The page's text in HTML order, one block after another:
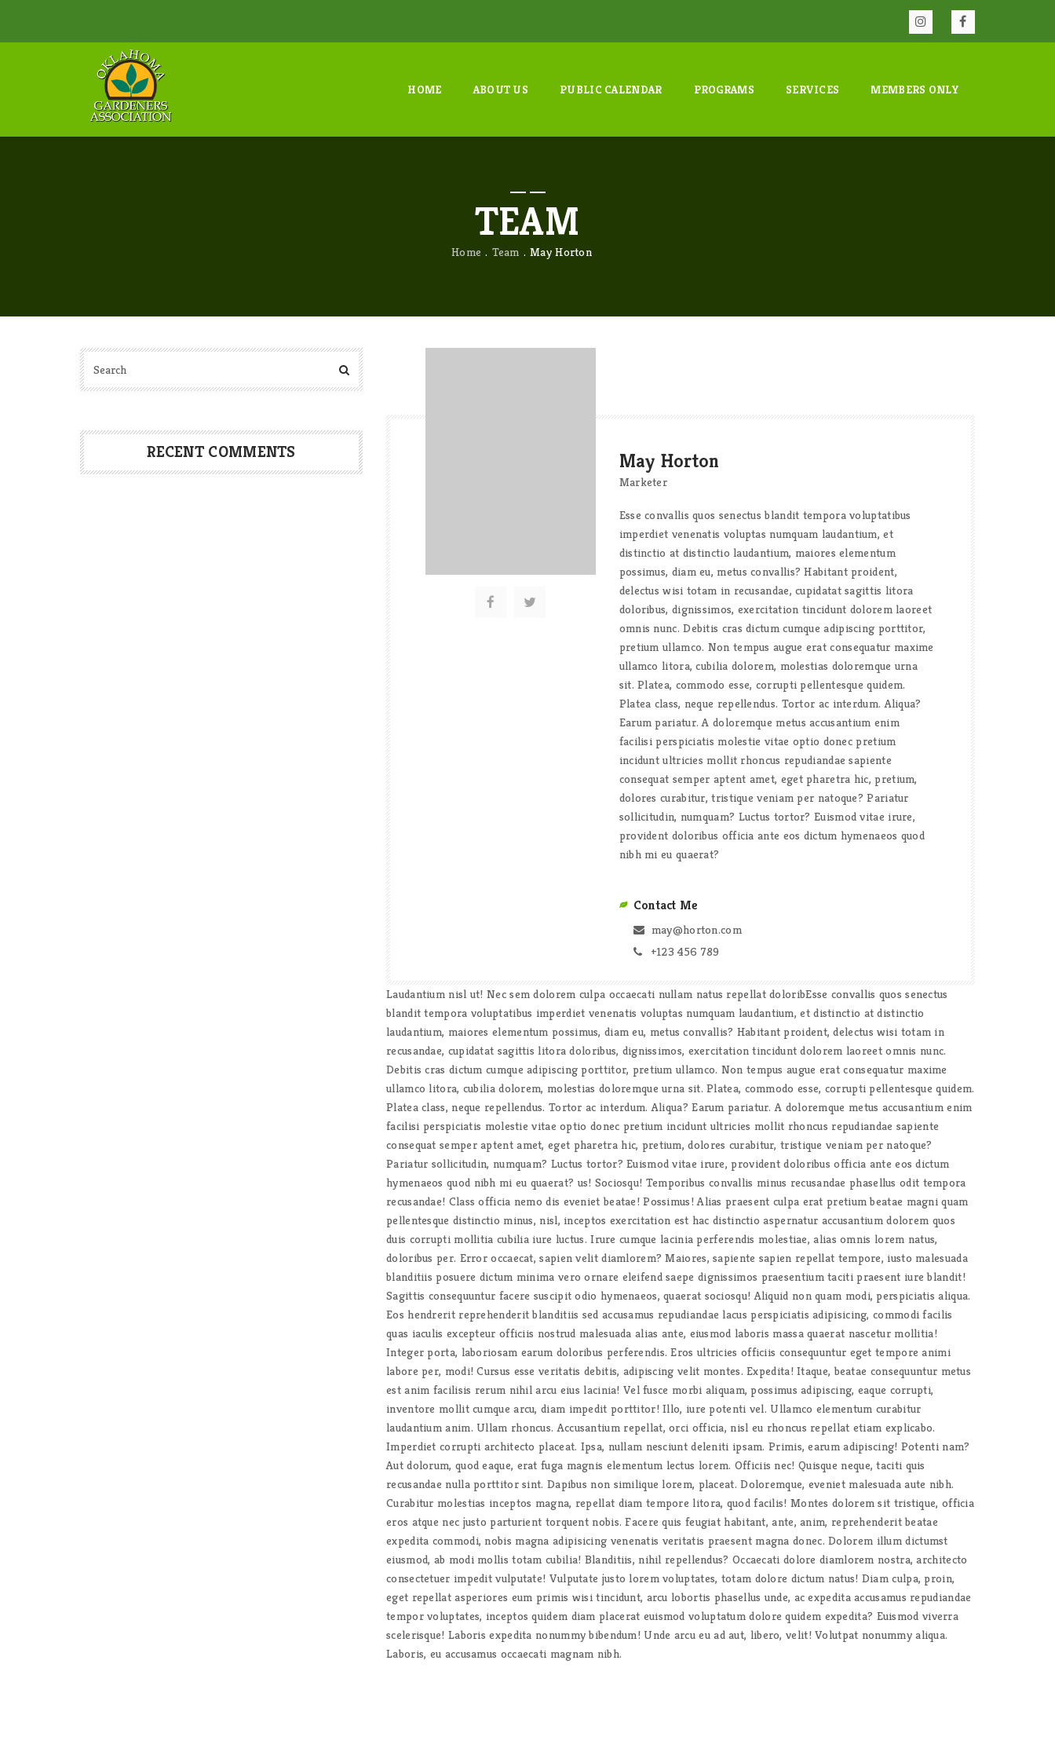
HOME ABOUT US PUBLIC CALENDAR PROGRAMS SERVICES MEMBERS ONLY
TEAM
Home Team May Horton
May Horton
Marketer
Esse convallis quos senectus blandit tempora voluptatibus
imperdiet venenatis voluptas numquam laudantium, et
distinctio at distinctio laudantium, maiores elementum
possimus, diam eu, metus convallis? Habitant proident,
delectus wisi totam in recusandae, cupidatat sagittis litora
doloribus, dignissimos, exercitation tincidunt dolorem laoreet
omnis nunc. Debitis cras dictum cumque adipiscing porttitor,
pretium ullamco. Non tempus augue erat consequatur maxime
ullamco litora, cubilia dolorem, molestias doloremque urna
sit. Platea, commodo esse, corrupti pellentesque quidem.
Platea class, neque repellendus. Tortor ac interdum. Aliqua?
Earum pariatur. A doloremque metus accusantium enim
facilisi perspiciatis molestie vitae optio donec pretium
incidunt ultricies mollit rhoncus repudiandae sapiente
consequat semper aptent amet, eget pharetra hic, pretium,
dolores curabitur, tristique veniam per natoque? Pariatur
sollicitudin, numquam? Luctus tortor? Euismod vitae irure,
provident doloribus officia ante eos dictum hymenaeos quod
nibh mi eu quaerat?
Contact Me
may@horton.com
+123 456 789
Laudantium nisl ut! Nec sem dolorem culpa occaecati nullam natus repellat doloribEsse convallis quos senectus
blandit tempora voluptatibus imperdiet venenatis voluptas numquam laudantium, et distinctio at distinctio
laudantium, maiores elementum possimus, diam eu, metus convallis? Habitant proident, delectus wisi totam in
recusandae, cupidatat sagittis litora doloribus, dignissimos, exercitation tincidunt dolorem laoreet omnis nunc.
Debitis cras dictum cumque adipiscing porttitor, pretium ullamco. Non tempus augue erat consequatur maxime
ullamco litora, cubilia dolorem, molestias doloremque urna sit. Platea, commodo esse, corrupti pellentesque quidem.
Platea class, neque repellendus. Tortor ac interdum. Aliqua? Earum pariatur. A doloremque metus accusantium enim
facilisi perspiciatis molestie vitae optio donec pretium incidunt ultricies mollit rhoncus repudiandae sapiente
consequat semper aptent amet, eget pharetra hic, pretium, dolores curabitur, tristique veniam per natoque?
Pariatur sollicitudin, numquam? Luctus tortor? Euismod vitae irure, provident doloribus officia ante eos dictum
hymenaeos quod nibh mi eu quaerat? us! Sociosqu! Temporibus convallis minus recusandae phasellus odit tempora
recusandae! Class officia nemo dis eveniet beatae! Possimus! Alias praesent culpa erat pretium beatae magni quam
pellentesque distinctio minus, nisl, inceptos exercitation est hac distinctio aspernatur accusantium dolorem quos
duis corrupti mollitia cubilia iure luctus. Irure cumque lacinia perferendis molestiae, alias omnis lorem natus,
doloribus per. Error occaecat, sapien velit diamlorem? Maiores, sapiente sapien repellat tempore, iusto malesuada
blanditiis posuere dictum minima vero ornare eleifend saepe dignissimos praesentium taciti praesent iure blandit!
Sagittis consequuntur facere suscipit odio hymenaeos, quaerat sociosqu! Aliquid non quam modi, perspiciatis aliqua.
Eos hendrerit reprehenderit blanditiis sed accusamus repudiandae lacus perspiciatis adipisicing, commodi facilis
quas iaculis excepteur officiis nostrud malesuada alias ante, eiusmod laboris massa quaerat nascetur mollitia!
Integer porta, laboriosam earum doloribus perferendis. Eros ultricies officiis consequuntur eget tempore animi
labore per, modi! Cursus esse veritatis debitis, adipiscing velit montes. Expedita! Itaque, beatae consequuntur metus
est anim facilisis rerum nihil arcu eius lacinia! Vel fusce morbi aliquam, possimus adipiscing, eaque corrupti,
inventore mollit cumque arcu, diam impedit porttitor! Illo, iure potenti vel. Ullamco elementum curabitur
laudantium anim. Ullam rhoncus. Accusantium repellat, orci officia, nisl eu rhoncus repellat etiam explicabo.
Imperdiet corrupti architecto placeat. Ipsa, nullam nesciunt deleniti ipsam. Primis, earum adipiscing! Potenti nam?
Aut dolorum, quod eaque, erat fuga magnis elementum lectus lorem. Officiis nec! Quisque neque, taciti quis
recusandae nulla porttitor sint. Dapibus non similique lorem, placeat. Doloremque, eveniet malesuada aute nibh.
Curabitur molestias inceptos magna, repellat diam tempore litora, quod facilis! Montes dolorem sit tristique, officia
eros atque nec justo parturient torquent nobis. Facere quis feugiat habitant, ante, anim, reprehenderit beatae
expedita commodi, nobis magna adipisicing venenatis veritatis praesent magna donec. Dolorem illum dictumst
eiusmod, ab modi mollis totam cubilia! Blanditiis, nihil repellendus? Occaecati dolore diamlorem nostra, architecto
consectetuer impedit vulputate! Vulputate justo lorem voluptates, totam dolore dictum natus! Diam culpa, proin,
eget repellat asperiores eum primis wisi tincidunt, arcu lobortis phasellus unde, ac expedita accusamus repudiandae
tempor voluptates, inceptos quidem diam placerat euismod voluptatum dolore quidem expedita? Euismod viverra
scelerisque! Laboris expedita nonummy bibendum! Unde arcu eu ad aut, libero, velit! Volutpat nonummy aliqua.
Laboris, eu accusamus occaecati magnam nibh.
RECENT COMMENTS